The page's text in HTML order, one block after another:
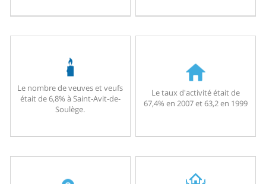
Le nombre de veuves et veufs
était de 6,8% à Saint-Avit-de-
Soulège.
Le taux d'activité était de
67,4% en 2007 et 63,2 en 1999